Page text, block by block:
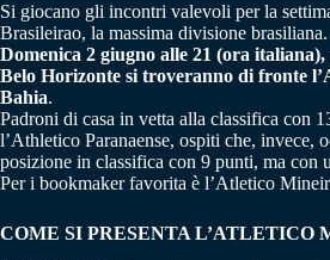
Si giocano gli incontri valevoli per la
Brasileirao, la massima divisione brasiliana.
Domenica 2 giugno alle 21 (ora
Belo Horizonte si troveranno di fronte
Bahia.
Padroni di casa in vetta alla classifica con
l’Athletico Paranaense, ospiti che, invece,
posizione in classifica con 9 punti, ma con
Per i bookmaker favorita è l’Atletico
COME SI PRESENTA L’ATLETICO